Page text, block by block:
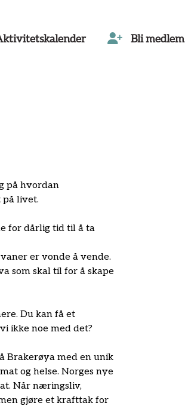
Bli medlem